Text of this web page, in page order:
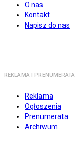
O nas
Kontakt
Napisz do nas
REKLAMA I PRENUMERATA
Reklama
Ogłoszenia
Prenumerata
Archiwum